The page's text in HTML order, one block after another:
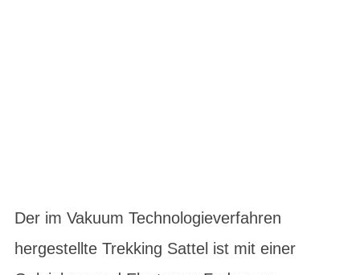
Der im Vakuum Technologieverfahren
hergestellte Trekking Sattel ist mit einer